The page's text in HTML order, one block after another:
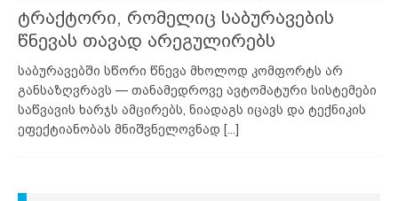
ტრაქტორი, რომელიც საბურავების
წნევას თავად არეგულირებს
საბურავებში სწორი წნევა მხოლოდ კომფორტს არ
განსაზღვრავს — თანამედროვე ავტომატური სისტემები
საწვავის ხარჯს ამცირებს, ნიადაგს იცავს და ტექნიკის
ეფექტიანობას მნიშვნელოვნად [...]